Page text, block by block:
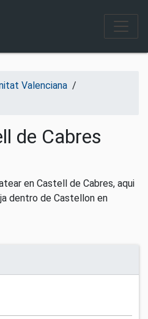
Valenciana /
de Cabres
en Castell de Cabres, aqui
dentro de Castellon en